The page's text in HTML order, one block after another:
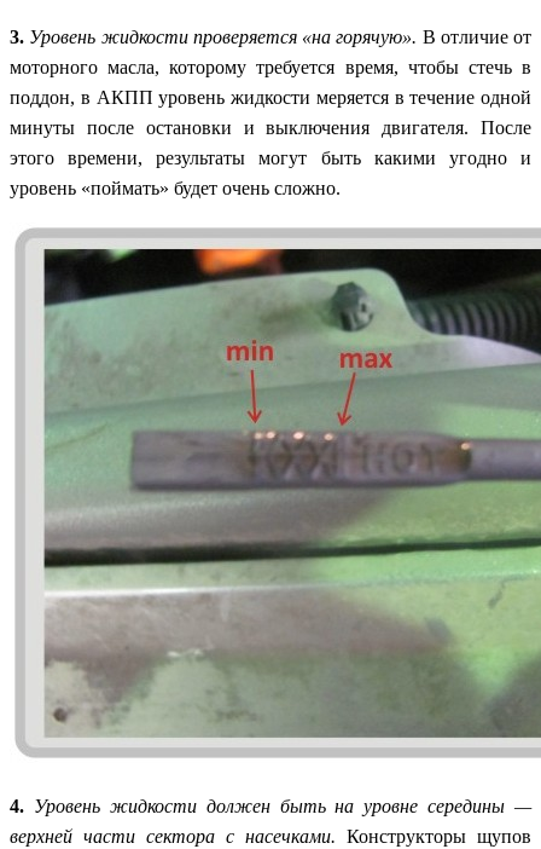
3. Уровень жидкости проверяется «на горячую». В отличие от
моторного масла, которому требуется время, чтобы стечь в
поддон, в АКПП уровень жидкости меряется в течение одной
минуты после остановки и выключения двигателя. После
этого времени, результаты могут быть какими угодно и
уровень «поймать» будет очень сложно.
4. Уровень жидкости должен быть на уровне середины —
верхней части сектора с насечками. Конструкторы щупов